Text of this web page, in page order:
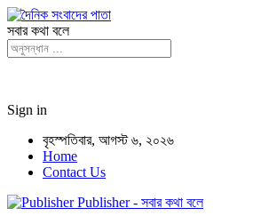
সবার কথা বলে
Sign in
বৃহস্পতিবার, আগস্ট ৬, ২০২৬
Home
Contact Us
Publisher - সবার কথা বলে